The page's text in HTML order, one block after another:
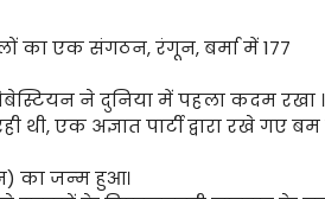
का एक संगठन, रंगून, बर्मा में 177
ने दुनिया में पहला कदम रखा ।
थी, एक अज्ञात पार्टी द्वारा रखे गए
का जन्‍म हुआ।